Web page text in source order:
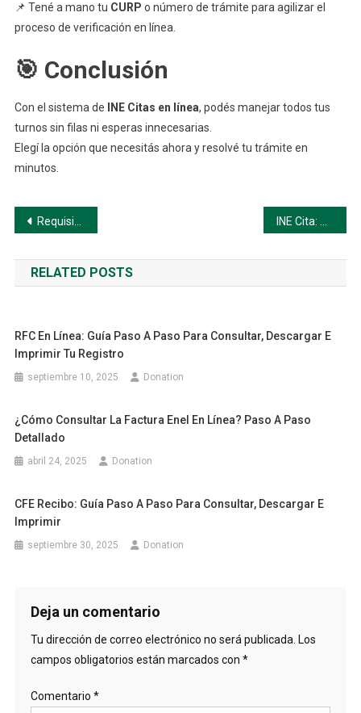
📌 Tené a mano tu CURP o número de trámite para agilizar el
proceso de verificación en línea.
🎯 Conclusión
Con el sistema de INE Citas en línea, podés manejar todos tus
turnos sin filas ni esperas innecesarias.
Elegí la opción que necesitás ahora y resolvé tu trámite en
minutos.
Navegación
de
entradas
Requisitos antes de asistir a tu cita en el INE
RELATED POSTS
RFC En Línea: Guía Paso A Paso Para Consultar, Descargar E
Imprimir Tu Registro
septiembre 10, 2025 Donation
¿Cómo Consultar La Factura Enel En Línea? Paso A Paso
Detallado
abril 24, 2025 Donation
CFE Recibo: Guía Paso A Paso Para Consultar, Descargar E
Imprimir
septiembre 30, 2025 Donation
Deja un comentario
Tu dirección de correo electrónico no será publicada. Los
campos obligatorios están marcados con *
Comentario *